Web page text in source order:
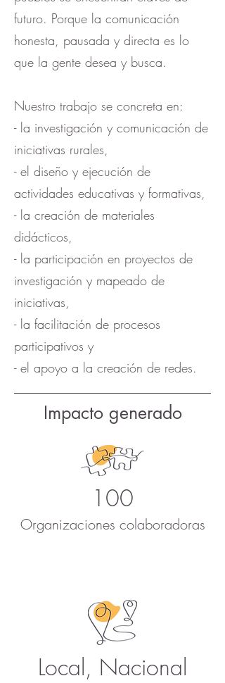
futuro. Porque la comunicación
honesta, pausada y directa es lo
que la gente desea y busca.
Nuestro trabajo se concreta en:
- la investigación y comunicación de
iniciativas rurales,
- el diseño y ejecución de
actividades educativas y formativas,
- la creación de materiales
didácticos,
- la participación en proyectos de
investigación y mapeado de
iniciativas,
- la facilitación de procesos
participativos y
- el apoyo a la creación de redes.
Impacto generado
100
Organizaciones colaboradoras
Local, Nacional